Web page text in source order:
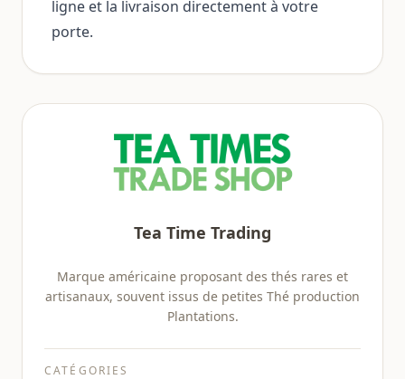
ligne et la livraison directement à votre
porte.
Tea Time Trading
Marque américaine proposant des thés rares et
artisanaux, souvent issus de petites Thé production
Plantations.
CATÉGORIES